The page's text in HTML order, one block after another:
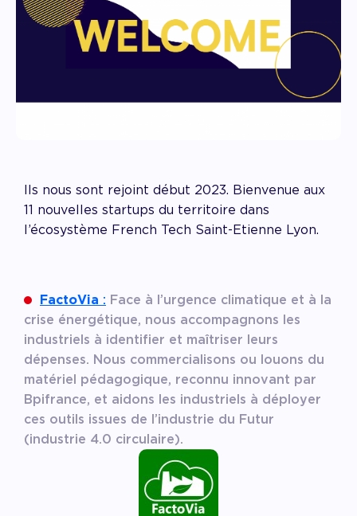
Ils nous sont rejoint début 2023. Bienvenue aux
11 nouvelles startups du territoire dans
l’écosystème French Tech Saint-Etienne Lyon.
FactoVia : Face à l’urgence climatique et à la
crise énergétique, nous accompagnons les
industriels à identifier et maîtriser leurs
dépenses. Nous commercialisons ou louons du
matériel pédagogique, reconnu innovant par
Bpifrance, et aidons les industriels à déployer
ces outils issues de l’industrie du Futur
(industrie 4.0 circulaire).